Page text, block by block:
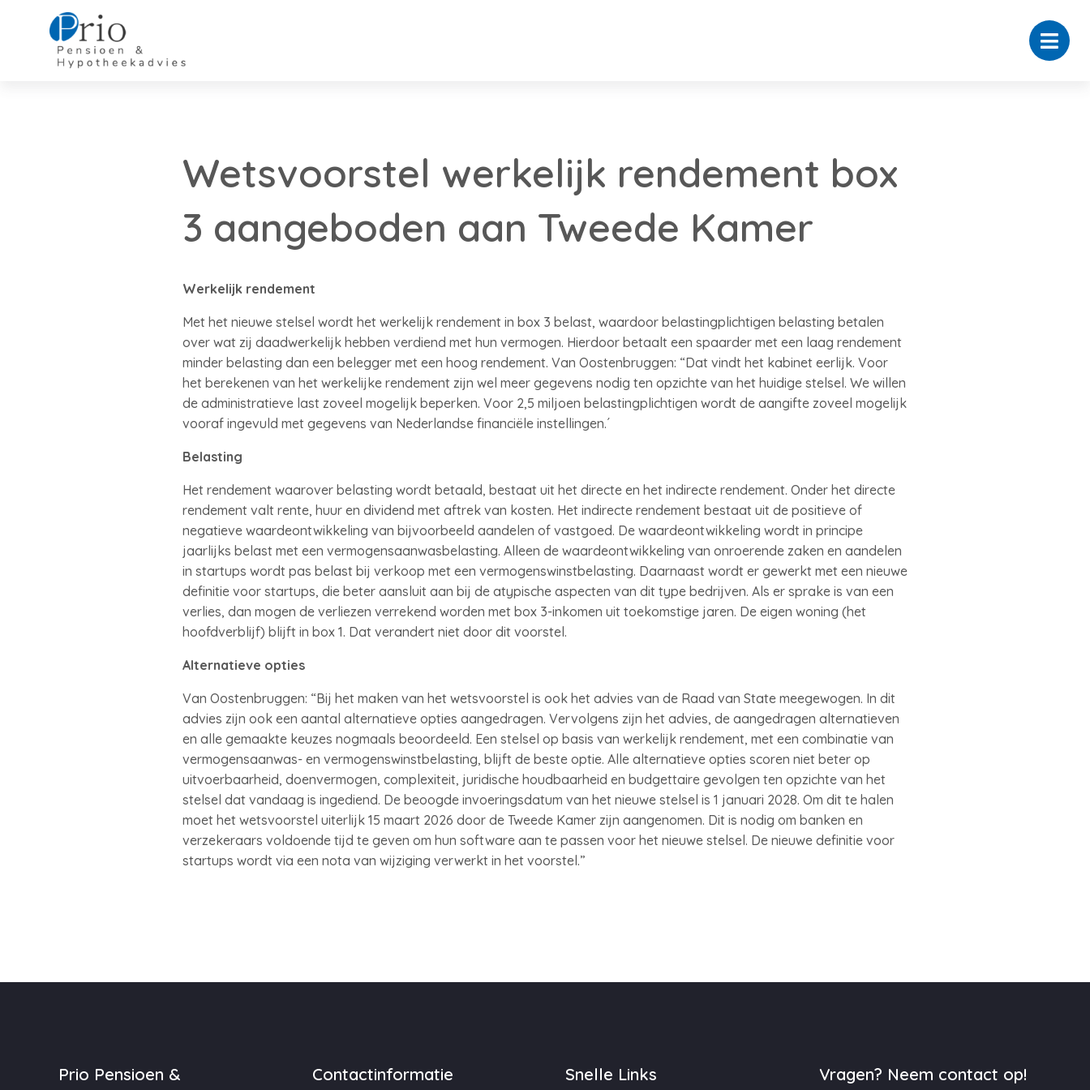
Wetsvoorstel werkelijk rendement box
3 aangeboden aan Tweede Kamer
Werkelijk rendement
Met het nieuwe stelsel wordt het werkelijk rendement in box 3 belast, waardoor belastingplichtigen belasting betalen
over wat zij daadwerkelijk hebben verdiend met hun vermogen. Hierdoor betaalt een spaarder met een laag rendement
minder belasting dan een belegger met een hoog rendement. Van Oostenbruggen: “Dat vindt het kabinet eerlijk. Voor
het berekenen van het werkelijke rendement zijn wel meer gegevens nodig ten opzichte van het huidige stelsel. We willen
de administratieve last zoveel mogelijk beperken. Voor 2,5 miljoen belastingplichtigen wordt de aangifte zoveel mogelijk
vooraf ingevuld met gegevens van Nederlandse financiële instellingen.´
Belasting
Het rendement waarover belasting wordt betaald, bestaat uit het directe en het indirecte rendement. Onder het directe
rendement valt rente, huur en dividend met aftrek van kosten. Het indirecte rendement bestaat uit de positieve of
negatieve waardeontwikkeling van bijvoorbeeld aandelen of vastgoed. De waardeontwikkeling wordt in principe
jaarlijks belast met een vermogensaanwasbelasting. Alleen de waardeontwikkeling van onroerende zaken en aandelen
in startups wordt pas belast bij verkoop met een vermogenswinstbelasting. Daarnaast wordt er gewerkt met een nieuwe
definitie voor startups, die beter aansluit aan bij de atypische aspecten van dit type bedrijven. Als er sprake is van een
verlies, dan mogen de verliezen verrekend worden met box 3-inkomen uit toekomstige jaren. De eigen woning (het
hoofdverblijf) blijft in box 1. Dat verandert niet door dit voorstel.
Alternatieve opties
Van Oostenbruggen: “Bij het maken van het wetsvoorstel is ook het advies van de Raad van State meegewogen. In dit
advies zijn ook een aantal alternatieve opties aangedragen. Vervolgens zijn het advies, de aangedragen alternatieven
en alle gemaakte keuzes nogmaals beoordeeld. Een stelsel op basis van werkelijk rendement, met een combinatie van
vermogensaanwas- en vermogenswinstbelasting, blijft de beste optie. Alle alternatieve opties scoren niet beter op
uitvoerbaarheid, doenvermogen, complexiteit, juridische houdbaarheid en budgettaire gevolgen ten opzichte van het
stelsel dat vandaag is ingediend. De beoogde invoeringsdatum van het nieuwe stelsel is 1 januari 2028. Om dit te halen
moet het wetsvoorstel uiterlijk 15 maart 2026 door de Tweede Kamer zijn aangenomen. Dit is nodig om banken en
verzekeraars voldoende tijd te geven om hun software aan te passen voor het nieuwe stelsel. De nieuwe definitie voor
startups wordt via een nota van wijziging verwerkt in het voorstel.”
Prio Pensioen &
Contactinformatie Snelle Links Vragen? Neem contact op!